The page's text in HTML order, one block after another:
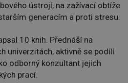
ústrojí, na zažívací obtíže
generacím a proti stresu.
10 knih. Přednáší na
univerzitách, aktivně se podílí
odborný konzultant jejich
prací.